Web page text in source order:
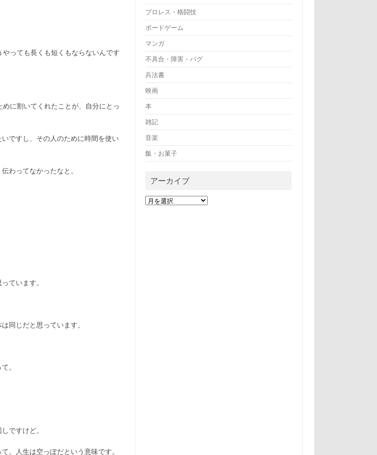
っても長くも短くもならないんです
に割いてくれたことが、自分にとっ
ですし、その人のために時間を使い
わってなかったなと。
ています。
同じだと思っています。
。
ですけど。
。人生は空っぽだという意味です。
プロレス・格闘技
ボードゲーム
マンガ
不具合・障害・バグ
兵法書
映画
本
雑記
音楽
飯・お菓子
アーカイブ
ア